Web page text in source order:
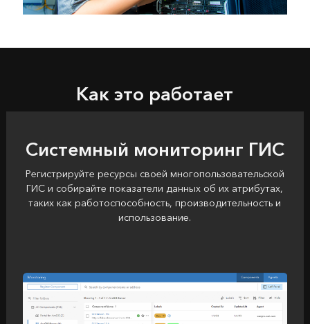
Как это работает
Системный мониторинг ГИС
Регистрируйте ресурсы своей многопользовательской
ГИС и собирайте показатели данных об их атрибутах,
таких как работоспособность, производительность и
использование.